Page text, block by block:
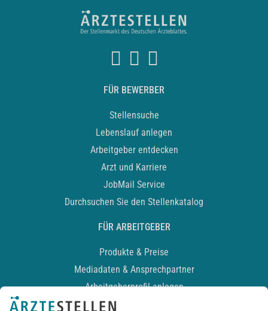
FÜR BEWERBER
Stellensuche
Lebenslauf anlegen
Arbeitgeber entdecken
Arzt und Karriere
JobMail Service
Durchsuchen Sie den Stellenkatalog
FÜR ARBEITGEBER
Produkte & Preise
Mediadaten & Ansprechpartner
Arbeitgeberprofil anlegen
Recruiting-Podcast